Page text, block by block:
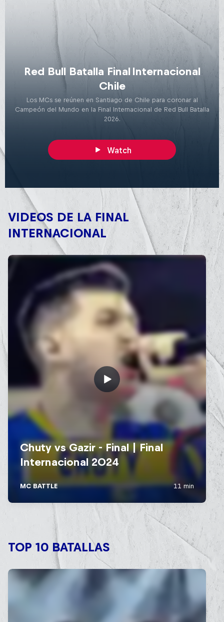
Red Bull Batalla Final Internacional
Chile
Los MCs se reúnen en Santiago de Chile para coronar al
Campeón del Mundo en la Final Internacional de Red Bull Batalla
2026.
Watch
VIDEOS DE LA FINAL
INTERNACIONAL
TOP 10 BATALLAS